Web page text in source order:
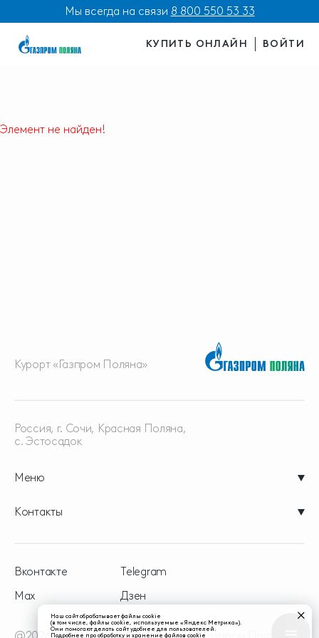
Мы всегда на связи 8 800 550 53 33
КУПИТЬ ОНЛАЙН ВОЙТИ
Элемент не найден!
Курорт «Газпром Поляна»
Меню
Россия, г. Сочи, Красная Поляна,
с. Эстосадок
Контакты
Вконтакте
Telegram
Max
Дзен
Наш сайт обрабатывает файлы cookie
(в том числе, файлы cookie, используемые «Яндекс Метрика»).
Они помогают делать сайт удобнее для пользователей.
Подробнее про обработку и хранение файлов cookie